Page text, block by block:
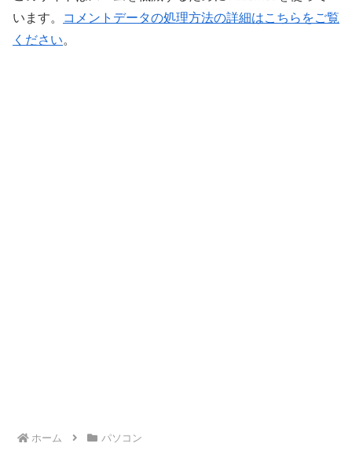
います。
コメントデータの処理方法の詳細はこちらをご覧
ください。
ホーム パソコン